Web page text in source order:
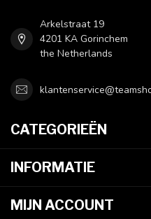
Arkelstraat 19
4201 KA Gorinchem
the Netherlands
CATEGORIEËN
INFORMATIE
MIJN ACCOUNT